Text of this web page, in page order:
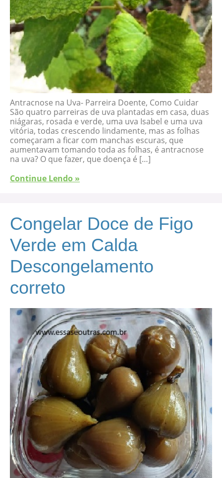
Antracnose na Uva- Parreira Doente, Como Cuidar
São quatro parreiras de uva plantadas em casa, duas
niágaras, rosada e verde, uma uva Isabel e uma uva
vitória, todas crescendo lindamente, mas as folhas
começaram a ficar com manchas escuras, que
aumentavam tomando toda as folhas, é antracnose
na uva? O que fazer, que doença é […]
Continue Lendo »
Congelar Doce de Figo
Verde em Calda
Descongelamento
correto